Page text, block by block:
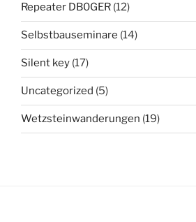
Repeater DB0GER (12)
Selbstbauseminare (14)
Silent key (17)
Uncategorized (5)
Wetzsteinwanderungen (19)